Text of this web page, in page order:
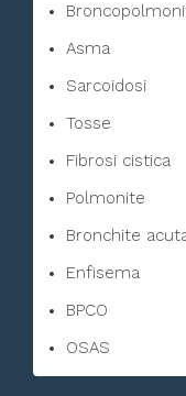
Asma
Sarcoidosi
Tosse
Fibrosi cistica
Polmonite
Bronchite
Enfisema
BPCO
OSAS